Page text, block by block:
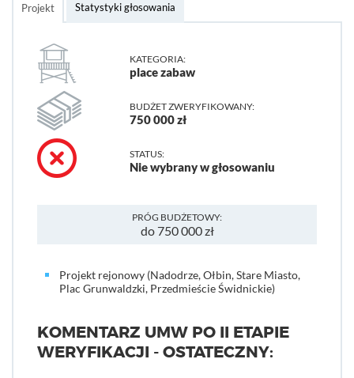
Projekt Statystyki głosowania
KATEGORIA:
place zabaw
BUDŻET ZWERYFIKOWANY:
750 000 zł
STATUS:
Nie wybrany w głosowaniu
PRÓG BUDŻETOWY:
do 750 000 zł
Projekt rejonowy (Nadodrze, Ołbin, Stare Miasto,
Plac Grunwaldzki, Przedmieście Świdnickie)
KOMENTARZ UMW PO II ETAPIE
WERYFIKACJI - OSTATECZNY: